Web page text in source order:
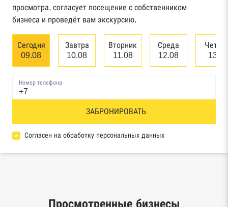
арбитражного суда
банкротстве юридических лиц
Единый федеральный реестр сведений о
банкротстве физических лиц
Реестр товарных знаков и знаков обслуживания
База исполнительного производства
просмотра, согласует посещение с собственником
бизнеса и проведёт вам экскурсию.
Сегодня
09.08
Завтра
10.08
Вторник
11.08
Среда
12.08
13.08
Номер телефона
ЗАБРОНИРОВАТЬ
Согласен на обработку персональных данных
Просмотренные бизнесы